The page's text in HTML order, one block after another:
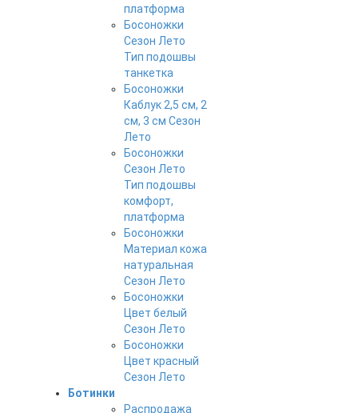
платформа
Босоножки
Сезон Лето
Тип подошвы
танкетка
Босоножки
Каблук 2,5 см, 2
см, 3 см Сезон
Лето
Босоножки
Сезон Лето
Тип подошвы
комфорт,
платформа
Босоножки
Материал кожа
натуральная
Сезон Лето
Босоножки
Цвет белый
Сезон Лето
Босоножки
Цвет красный
Сезон Лето
Ботинки
Распродажа